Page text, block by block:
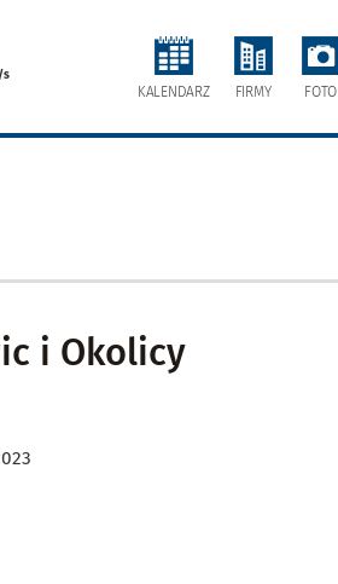
s
KALENDARZ FIRMY FOTO
i Okolicy